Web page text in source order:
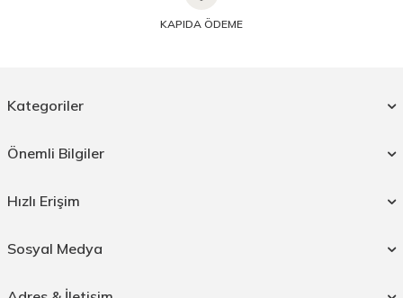
KAPIDA ÖDEME
Sosyal Medya
Kategoriler
Önemli Bilgiler
Hızlı Erişim